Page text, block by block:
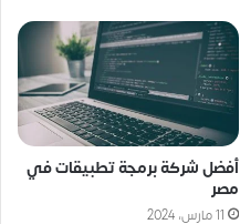
أفضل شركة برمجة تطبيقات في
مصر
11 مارس، 2024